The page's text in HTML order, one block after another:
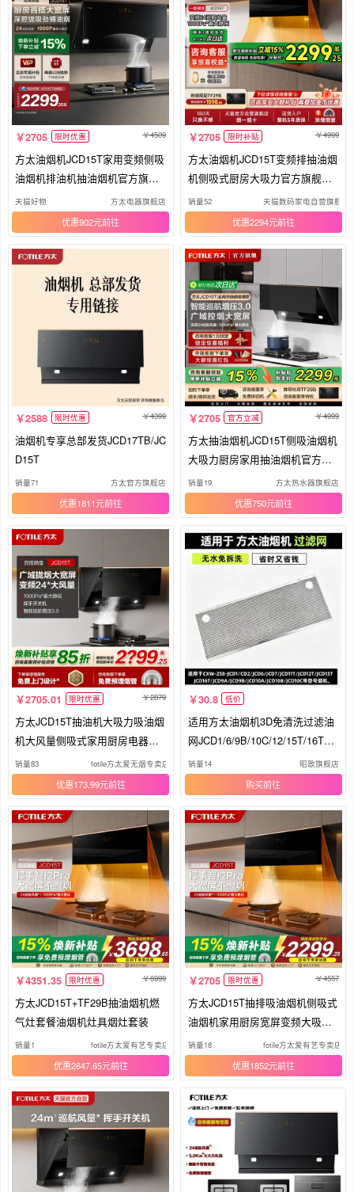
2705 限时优惠 4509
方太油烟机JCD15T家用变频侧吸
油烟机排油机抽油烟机官方旗舰
店
天猫好物 方太电器旗舰店
优惠902元
2705 限时补贴 4999
方太油烟机JCD15T变频排抽油烟
机侧吸式厨房大吸力官方旗舰店0
1
销量52 天猫数码家电自营旗舰店
优惠2294元
2588 限时优惠 4399
油烟机专享总部发货JCD17TB/JC
D15T
销量71 方太官方旗舰店
优惠1811元
2705 官方立减 4999
方太抽油烟机JCD15T侧吸油烟机
大吸力厨房家用抽油烟机官方旗
舰店
销量19 方太热水器旗舰店
优惠750元
2705.01 限时优惠 2879
方太JCD15T抽油机大吸力吸油烟
机大风量侧吸式家用厨房电器官
方店
销量83 fotile方太爱无烟专卖店
优惠173.99元
30.8 低价
适用方太油烟机3D免清洗过滤油
网JCD1/6/9B/10C/12/15T/16T过
滤网
销量14 昭歌旗舰店
购买
4351.35 限时优惠 6999
方太JCD15T+TF29B抽油烟机燃
气灶套餐油烟机灶具烟灶套装
销量1 fotile方太爱有艺专卖店
优惠2647.65元
2705 限时优惠 4557
方太JCD15T抽排吸油烟机侧吸式
油烟机家用厨房宽屏变频大吸力
烟机
销量18 fotile方太爱有艺专卖店
优惠1852元